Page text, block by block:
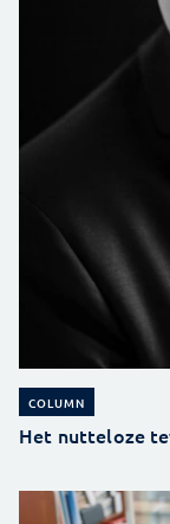
COLUMN
Het nutteloze